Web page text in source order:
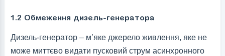
1.2 Обмеження дизель-генератора
Дизель-генератор – м’яке джерело живлення, яке не
може миттєво видати пусковий струм асинхронного